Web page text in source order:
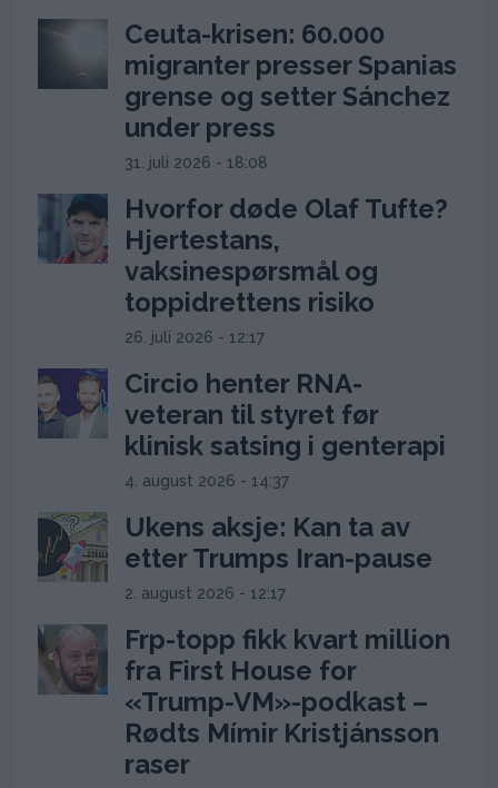
Ceuta-krisen: 60.000
migranter presser Spanias
grense og setter Sánchez
under press
31. juli 2026 - 18:08
Hvorfor døde Olaf Tufte?
Hjertestans,
vaksinespørsmål og
toppidrettens risiko
26. juli 2026 - 12:17
Circio henter RNA-
veteran til styret før
klinisk satsing i genterapi
4. august 2026 - 14:37
Ukens aksje: Kan ta av
etter Trumps Iran-pause
2. august 2026 - 12:17
Frp-topp fikk kvart million
fra First House for
«Trump-VM»-podkast –
Rødts Mímir Kristjánsson
raser